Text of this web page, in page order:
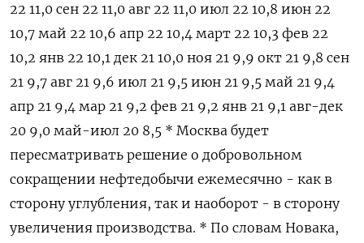
22 11,0 сен 22 11,0 авг 22 11,0 июл 22 10,8 июн 22
10,7 май 22 10,6 апр 22 10,4 март 22 10,3 фев 22
10,2 янв 22 10,1 дек 21 10,0 ноя 21 9,9 окт 21 9,8 сен
21 9,7 авг 21 9,6 июл 21 9,5 июн 21 9,5 май 21 9,4
апр 21 9,4 мар 21 9,2 фев 21 9,2 янв 21 9,1 авг-дек
20 9,0 май-июл 20 8,5 * Москва будет
пересматривать решение о добровольном
сокращении нефтедобычи ежемесячно - как в
сторону углубления, так и наоборот - в сторону
увеличения производства. * По словам Новака,